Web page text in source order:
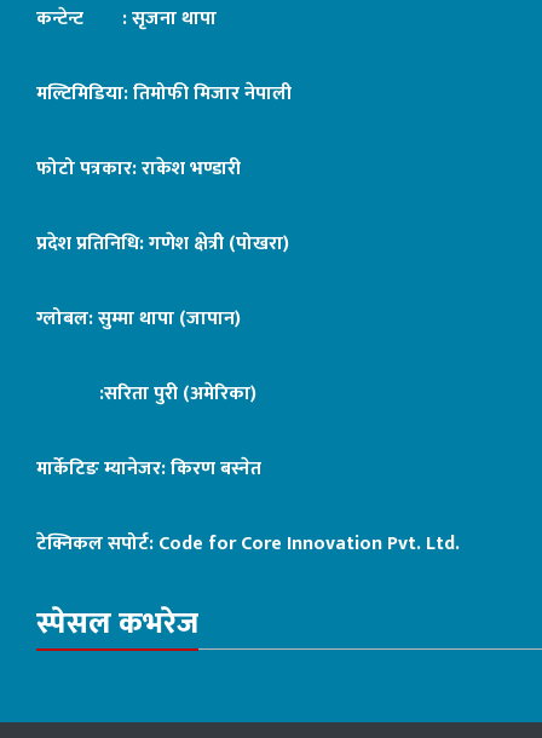
कन्टेन्ट : सृजना थापा
मल्टिमिडिया: तिमोफी मिजार नेपाली
फोटो पत्रकार: राकेश भण्डारी
प्रदेश प्रतिनिधि: गणेश क्षेत्री (पोखरा)
ग्लोबल: सुम्मा थापा (जापान)
:सरिता पुरी (अमेरिका)
मार्केटिङ म्यानेजर: किरण बस्नेत
टेक्निकल सपोर्ट:Code for Core Innovation Pvt. Ltd.
स्पेसल कभरेज